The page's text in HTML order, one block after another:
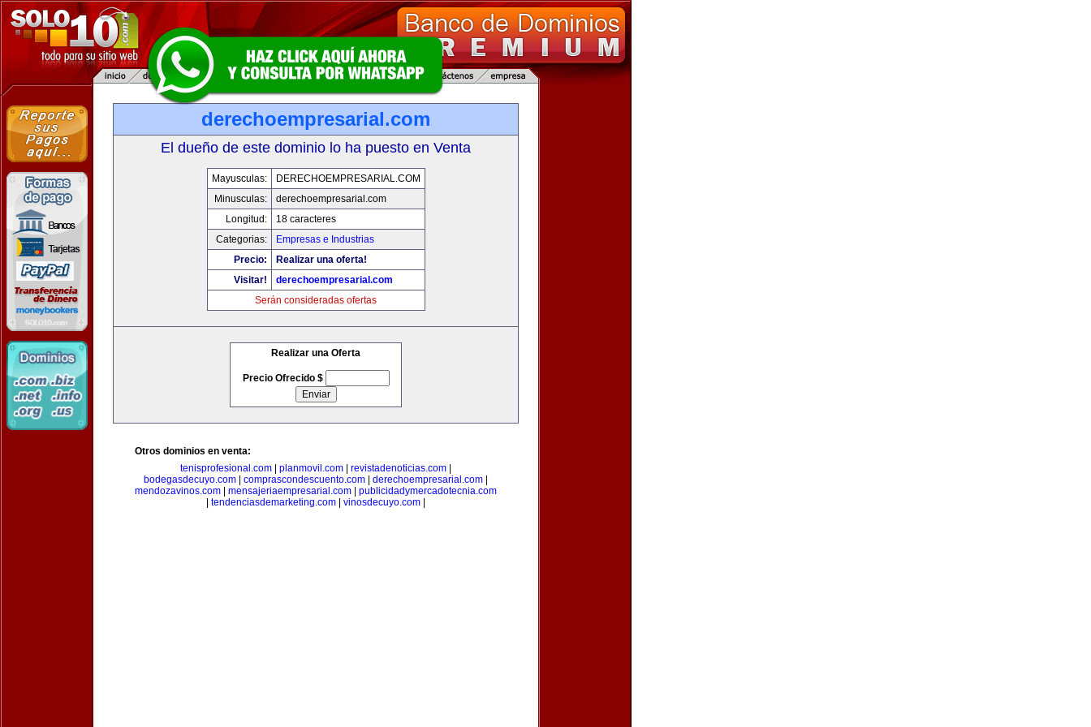
derechoempresarial.com
El dueño de este dominio lo ha puesto en Venta
Mayusculas:
DERECHOEMPRESARIAL.COM
Minusculas:
derechoempresarial.com
Longitud:
18 caracteres
Categorias:
Empresas e Industrias
Precio:
Realizar una oferta!
Visitar!
derechoempresarial.com
Serán consideradas ofertas
Realizar una Oferta
Precio Ofrecido $
Otros dominios en venta:
tenisprofesional.com
planmovil.com revistadenoticias.com
bodegasdecuyo.com
comprascondescuento.com derechoempresarial.com
mendozavinos.com
mensajeriaempresarial.com
publicidadymercadotecnia.com
tendenciasdemarketing.com vinosdecuyo.com